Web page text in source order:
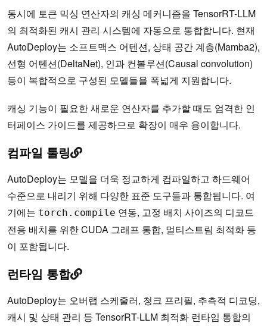
동시에 토큰 믹싱 연산자의 캐싱 메커니즘을 TensorRT-LLM
의 최적화된 캐시 관리 시스템에 자동으로 통합합니다. 현재
AutoDeploy는 소프트맥스 어텐션, 상태 공간 계층(Mamba2),
선형 어텐션(DeltaNet), 인과 컨볼루션(Causal convolution)
등이 복합적으로 구성된 모델들을 폭넓게 지원합니다.
캐싱 기능이 필요한 새로운 연산자를 추가할 때도 엄격한 인
터페이스 가이드를 제공하므로 확장이 매우 용이합니다.
컴파일 툴링
AutoDeploy는 모델을 더욱 정교하게 컴파일하고 하드웨어
수준으로 내리기 위해 다양한 표준 도구들과 통합됩니다. 여
기에는 torch.compile 연동, 고정 배치 사이즈의 디코드
전용 배치를 위한 CUDA 그래프 통합, 멀티스트림 최적화 등
이 포함됩니다.
런타임 통합
AutoDeploy는 오버랩 스케줄러, 청크 프리필, 추측적 디코딩,
캐시 및 상태 관리 등 TensorRT-LLM 최적화 런타임 통합의